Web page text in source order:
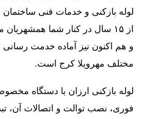
لوله بازکنی و خدمات فنی ساختمان
از ۱۵ سال در کنار شما
و هم اکنون نیز آماده خدمت رسانی
مختلف مهرویلا کرج است.
لوله بازکنی ارزان با دستگاه
فوری، نصب توالت و اتصالات آن،